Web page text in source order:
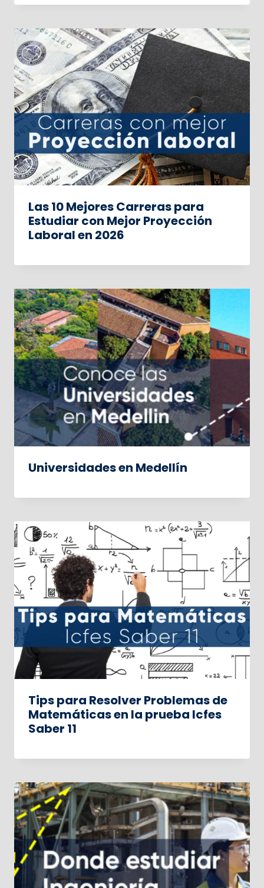
Las 10 Mejores Carreras para
Estudiar con Mejor Proyección
Laboral en 2026
Universidades en Medellín
Tips para Resolver Problemas de
Matemáticas en la prueba Icfes
Saber 11